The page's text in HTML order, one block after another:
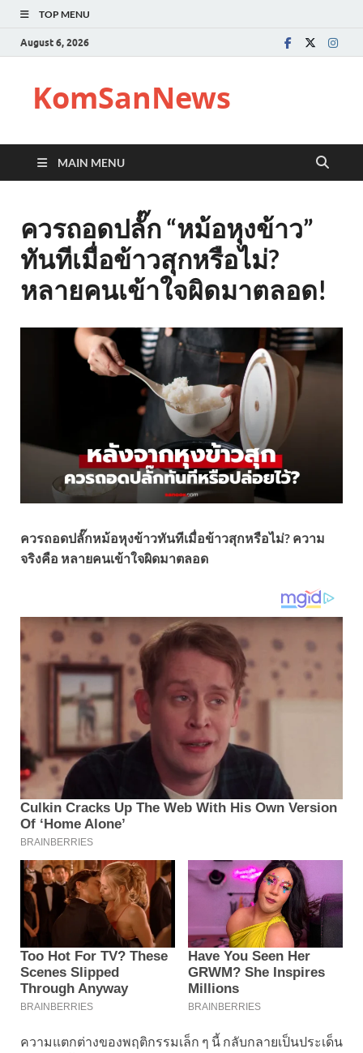
TOP MENU
August 6, 2026
KomSanNews
MAIN MENU
ควรถอดปลั๊ก “หม้อหุงข้าว”
ทันทีเมื่อข้าวสุกหรือไม่?
หลายคนเข้าใจผิดมาตลอด!
ควรถอดปลั๊กหม้อหุงข้าวทันทีเมื่อข้าวสุกหรือไม่? ความ
จริงคือ หลายคนเข้าใจผิดมาตลอด
ความแตกต่างของพฤติกรรมเล็ก ๆ นี้ กลับกลายเป็นประเด็น